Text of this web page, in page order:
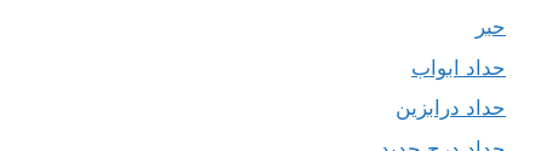
حبر
حداد ابواب
حداد درابزين